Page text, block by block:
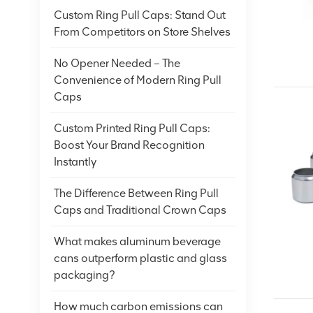
Custom Ring Pull Caps: Stand Out
From Competitors on Store Shelves
No Opener Needed – The
Convenience of Modern Ring Pull
Caps
Custom Printed Ring Pull Caps:
Boost Your Brand Recognition
Instantly
The Difference Between Ring Pull
Caps and Traditional Crown Caps
What makes aluminum beverage
cans outperform plastic and glass
packaging?
How much carbon emissions can